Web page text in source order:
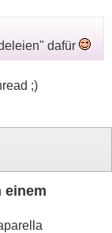
dafür
;)
einem